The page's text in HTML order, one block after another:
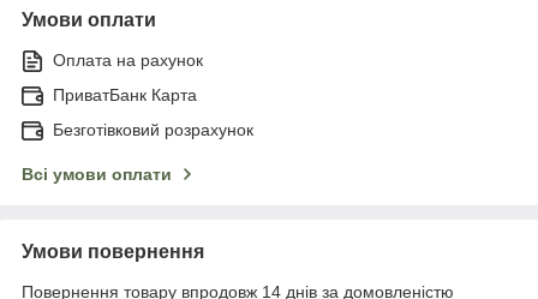
Умови оплати
Оплата на рахунок
ПриватБанк Карта
Безготівковий розрахунок
Всі умови оплати
Умови повернення
Повернення товару впродовж 14 днів за домовленістю